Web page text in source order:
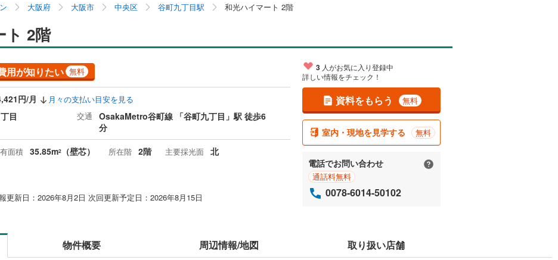
大阪府 大阪市 中央区 谷町九丁目駅 和光ハイマート 2階
ト 2階
用が知りたい 無料
円/月
月々の支払い目安を見る
目 交通
OsakaMetro谷町線 「谷町九丁目」駅 徒歩6
分
面積 35.85m2 （壁芯） 所在階 2階 主要採光面 北
更新日：2026年8月2日 次回更新予定日：2026年8月15日
3 人がお気に入り登録中
詳しい情報をチェック！
資料をもらう 無料
室内・現地を見学する 無料
電話でお問い合わせ
通話料無料
0078-6014-50102
物件概要 周辺情報/地図 取り扱い店舗